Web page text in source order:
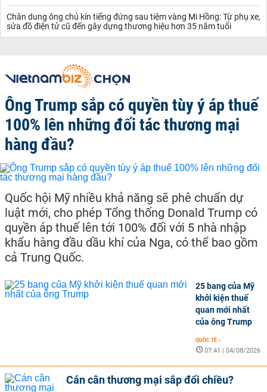
Chân dung ông chủ kín tiếng đứng sau tiệm vàng Mi Hồng: Từ phụ xe,
sửa đồ điện tử cũ đến gây dựng thương hiệu hơn 35 năm tuổi
Ông Trump sắp có quyền tùy ý áp thuế
100% lên những đối tác thương mại
hàng đầu?
Quốc hội Mỹ nhiều khả năng sẽ phê chuẩn dự
luật mới, cho phép Tổng thống Donald Trump có
quyền áp thuế lên tới 100% đối với 5 nhà nhập
khẩu hàng đầu dầu khí của Nga, có thể bao gồm
cả Trung Quốc.
25 bang của Mỹ
khởi kiện thuế
quan mới nhất
của ông Trump
QUỐC TẾ -
07:41 | 04/08/2026
Cán cân thương mại sắp đổi chiều?